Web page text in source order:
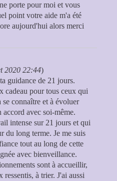
porte pour moi et vous
point votre aide m'a été
aujourd'hui alors merci
2020 22:44)
guidance de 21 jours.
cadeau pour tous ceux qui
se connaître et à évoluer
accord avec soi-même.
intense sur 21 jours et qui
du long terme. Je me suis
tout au long de cette
avec bienveillance.
sont à accueillir,
ressentis, à trier. J'ai aussi